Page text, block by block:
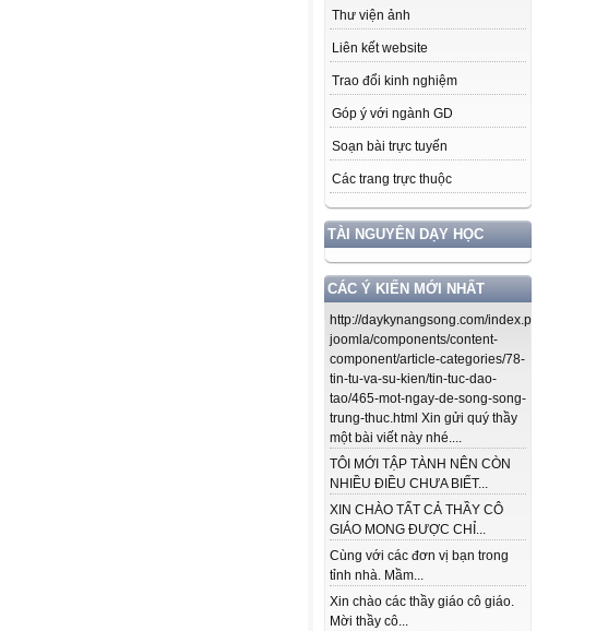
Thư viện ảnh
Liên kết website
Trao đổi kinh nghiệm
Góp ý với ngành GD
Soạn bài trực tuyến
Các trang trực thuộc
TÀI NGUYÊN DẠY HỌC
CÁC Ý KIẾN MỚI NHẤT
http://daykynangsong.com/index.php/using-
joomla/components/content-
component/article-categories/78-
tin-tu-va-su-kien/tin-tuc-dao-
tao/465-mot-ngay-de-song-song-
trung-thuc.html Xin gửi quý thầy
một bài viết này nhé....
TÔI MỚI TẬP TÀNH NÊN CÒN
NHIỀU ĐIỀU CHƯA BIẾT...
XIN CHÀO TẤT CẢ THẦY CÔ
GIÁO MONG ĐƯỢC CHỈ...
Cùng với các đơn vị bạn trong
tỉnh nhà. Mầm...
Xin chào các thầy giáo cô giáo.
Mời thầy cô...